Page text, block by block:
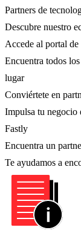
Partners de
Descubre nuestro
Accede al portal de
Encuentra todos
lugar
Conviértete en
Impulsa tu negocio
Fastly
Encuentra un
Te ayudamos a